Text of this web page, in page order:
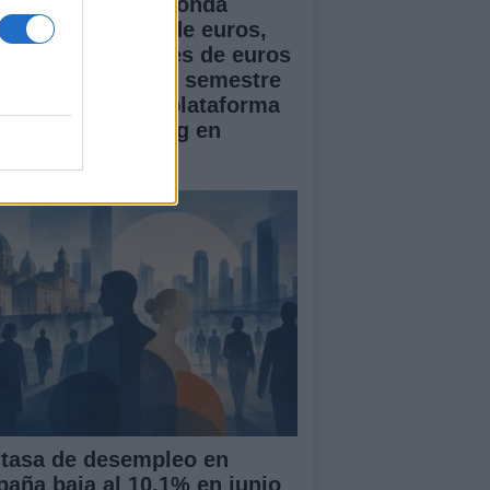
de 1 millón de euros,
los 5 millones de euros
ARR en el primer semestre
2026 y lanza su plataforma
Creator Marketing en
de desempleo en
baja al 10.1% en junio